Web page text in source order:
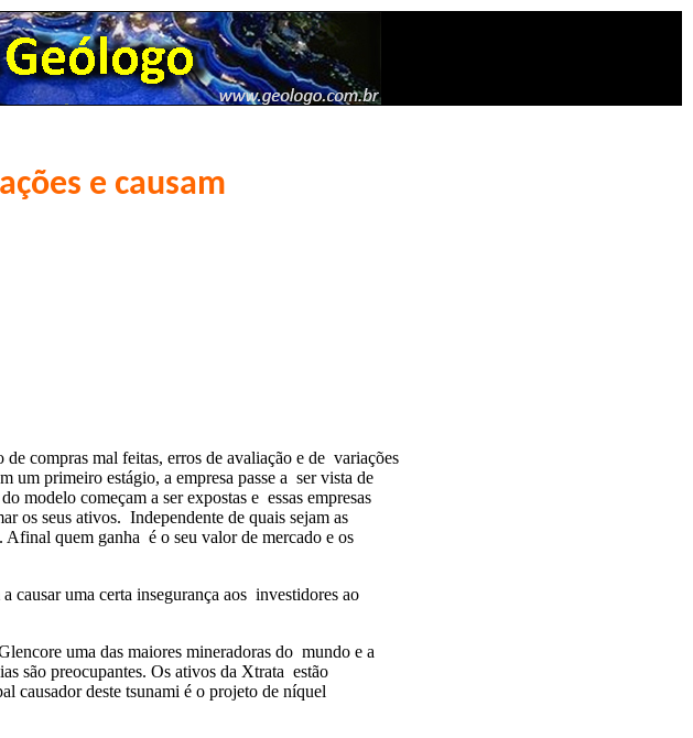
e causam
compras mal feitas, erros de avaliação e de variações
um primeiro estágio, a empresa passe a ser vista de
modelo começam a ser expostas e essas empresas
os seus ativos. Independente de quais sejam as
Afinal quem ganha é o seu valor de mercado e os
causar uma certa insegurança aos investidores ao
uma das maiores mineradoras do mundo e a
são preocupantes. Os ativos da Xtrata estão
causador deste tsunami é o projeto de níquel